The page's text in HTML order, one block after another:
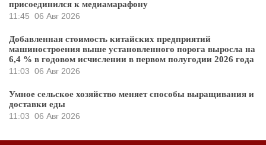
присоединился к медиамарафону
11:45 06 Авг 2026
Добавленная стоимость китайских предприятий
машиностроения выше установленного порога выросла на
6,4 % в годовом исчислении в первом полугодии 2026 года
11:03 06 Авг 2026
Умное сельское хозяйство меняет способы выращивания и
доставки еды
11:03 06 Авг 2026